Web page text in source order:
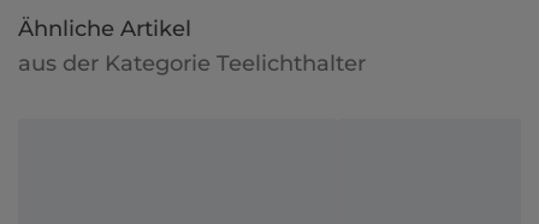
Ähnliche Artikel
aus der Kategorie Teelichthalter